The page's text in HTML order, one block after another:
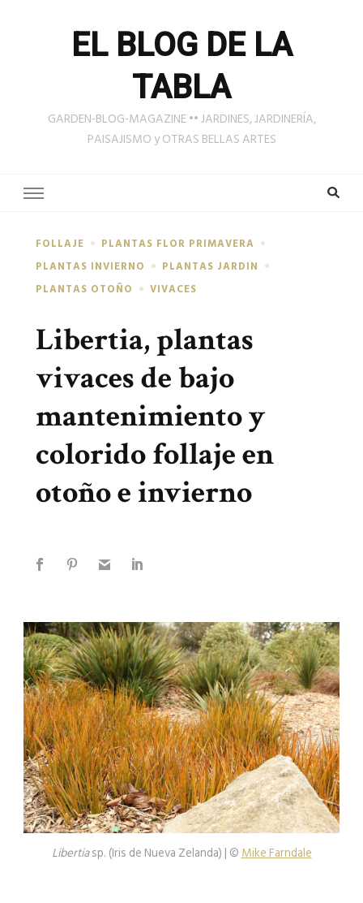
EL BLOG DE LA
TABLA
GARDEN-BLOG-MAGAZINE •• JARDINES, JARDINERÍA,
PAISAJISMO y OTRAS BELLAS ARTES
FOLLAJE
PLANTAS FLOR PRIMAVERA
PLANTAS INVIERNO
PLANTAS JARDIN
PLANTAS OTOÑO
VIVACES
Libertia, plantas
vivaces de bajo
mantenimiento y
colorido follaje en
otoño e invierno
Libertiasp. (Iris de Nueva Zelanda) | ©Mike Farndale